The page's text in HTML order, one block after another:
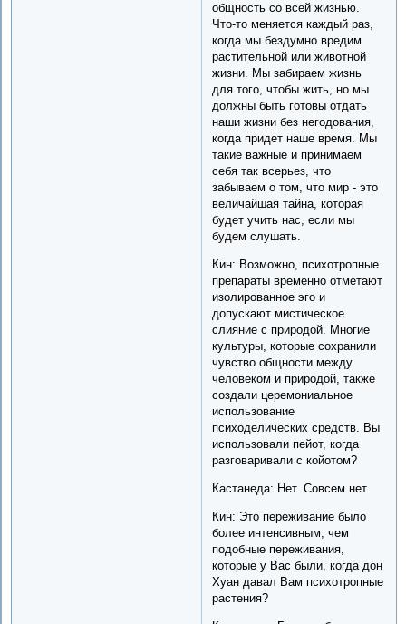
общность со всей жизнью.
Что-то меняется каждый раз,
когда мы бездумно вредим
растительной или животной
жизни. Мы забираем жизнь
для того, чтобы жить, но мы
должны быть готовы отдать
наши жизни без негодования,
когда придет наше время. Мы
такие важные и принимаем
себя так всерьез, что
забываем о том, что мир - это
величайшая тайна, которая
будет учить нас, если мы
будем слушать.
Кин: Возможно, психотропные
препараты временно отметают
изолированное эго и
допускают мистическое
слияние с природой. Многие
культуры, которые сохранили
чувство общности между
человеком и природой, также
создали церемониальное
использование
психоделических средств. Вы
использовали пейот, когда
разговаривали с койотом?
Кастанеда: Нет. Совсем нет.
Кин: Это переживание было
более интенсивным, чем
подобные переживания,
которые у Вас были, когда дон
Хуан давал Вам психотропные
растения?